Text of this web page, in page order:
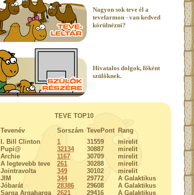
Nagyon sok teve él a
tevefarmon - van kedved
körülnézni?
Hivatalos dolgok, főként
szülőknek.
TEVE TOP10
Tevenév
Sorszám TevePont Rang
I. Bill Clinton 1 31559
mirelit
Pupi@ 32134 30887
mirelit
Archie 1167 30709
mirelit
A legtevebb teve 261 30288
mirelit
Jointravolta 349 30102
mirelit
JIM 344 29772
A Galaktikus
Jóbarát 28386 29608
A Galaktikus
Sarga Argabarga 2621 29416 A Galaktikus